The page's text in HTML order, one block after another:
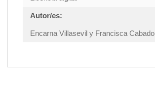
Autor/es:
Encarna Villasevil y Francisca Cabado